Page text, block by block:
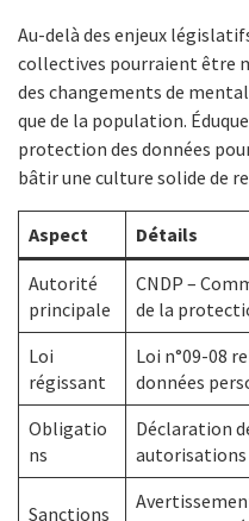
Au-delà des enjeux
collectives pourraient être
des changements de
que de la population.
protection des données
bâtir une culture solide de
Aspect Détails
Autorité
principale
CNDP –
de la
Loi
régissant
Loi n°09-08
données
Obligatio
ns
Déclaration
autorisations
Sanctions